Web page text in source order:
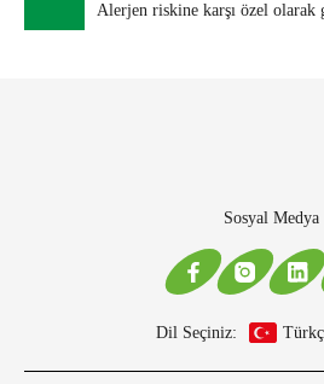
Alerjen riskine karşı özel
Sosyal Medya
Dil Seçiniz: